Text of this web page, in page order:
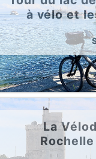
à vélo et
La